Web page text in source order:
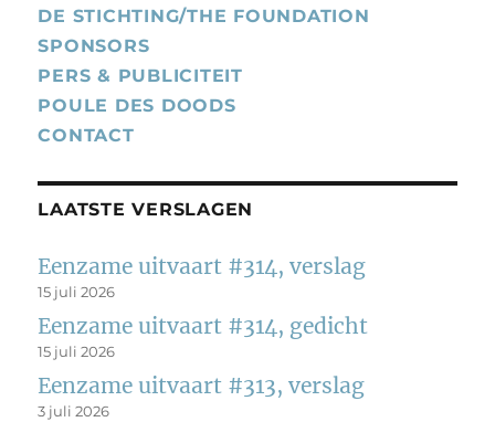
DE STICHTING/THE FOUNDATION
SPONSORS
PERS & PUBLICITEIT
POULE DES DOODS
CONTACT
LAATSTE VERSLAGEN
Eenzame uitvaart #314, verslag
15 juli 2026
Eenzame uitvaart #314, gedicht
15 juli 2026
Eenzame uitvaart #313, verslag
3 juli 2026